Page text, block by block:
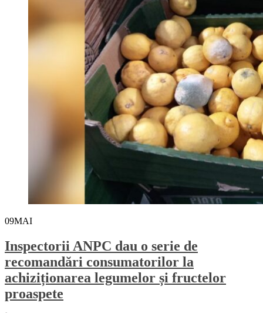
09MAI
Inspectorii ANPC dau o serie de
recomandări consumatorilor la
achiziționarea legumelor și fructelor
proaspete